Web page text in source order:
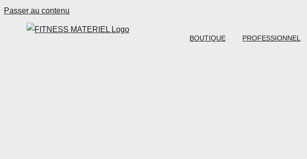
Passer au contenu
BOUTIQUE PROFESSIONNEL